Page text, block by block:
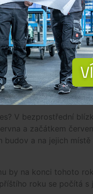
vysoce
strategie
převzal od
Jihočeský
„Rozvoj JVTP Etapa
fondem pro
který je
V bezprostřední
a začátkem
budov a na jejich
by na konci tohoto
roku se počítá s